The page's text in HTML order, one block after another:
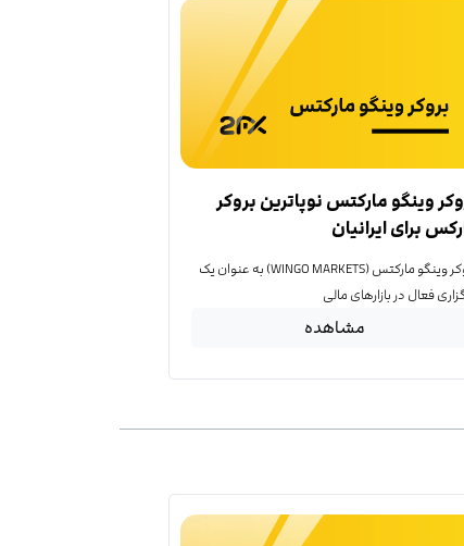
وینگو مارکتس نوپاترین بروکر
برای ایرانیان
بروکر وینگو مارکتس (WINGO MARKETS) به عنوان یک
فعال در بازارهای مالی
مشاهده